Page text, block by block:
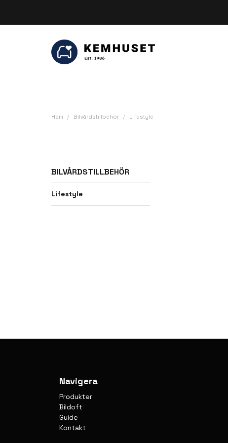
Hem Bilvårdstillbehör Lifestyle
BILVÅRDSTILLBEHÖR
Lifestyle
Navigera
Produkter
Bildoft
Guide
Kontakt